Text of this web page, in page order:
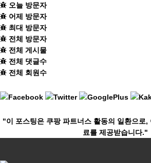
오늘 방문자
어제 방문자
최대 방문자
전체 방문자
전체 게시물
전체 댓글수
전체 회원수
"이 포스팅은 쿠팡 파트너스 활동의 일환으로,
료를 제공받습니다."